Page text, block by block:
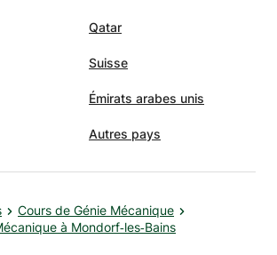
Qatar
Suisse
Émirats arabes unis
Autres pays
Cours de Génie Mécanique
à Mondorf‑les‑Bains